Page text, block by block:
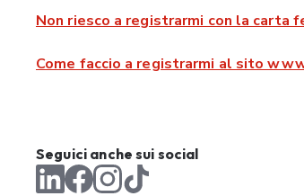
Non riesco a registrarmi con la carta
Come faccio a registrarmi al sito
Seguici anche sui social